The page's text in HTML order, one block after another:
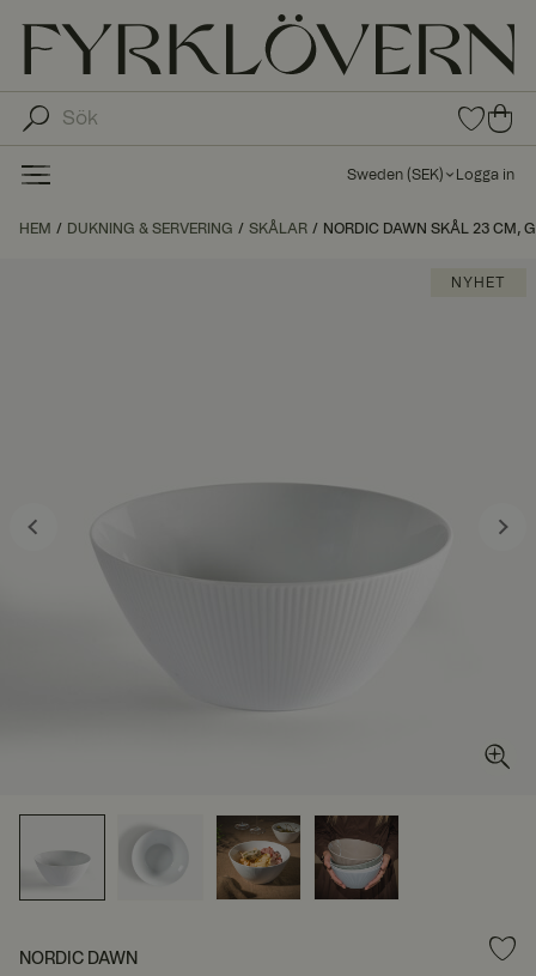
0
arti
i
ista
0
arti
kla
ku
va
Sweden (SEK) Logga in
HEM DUKNING & SERVERING SKÅLAR NORDIC DAWN SKÅL 23 CM,
NYHET
NORDIC DAWN